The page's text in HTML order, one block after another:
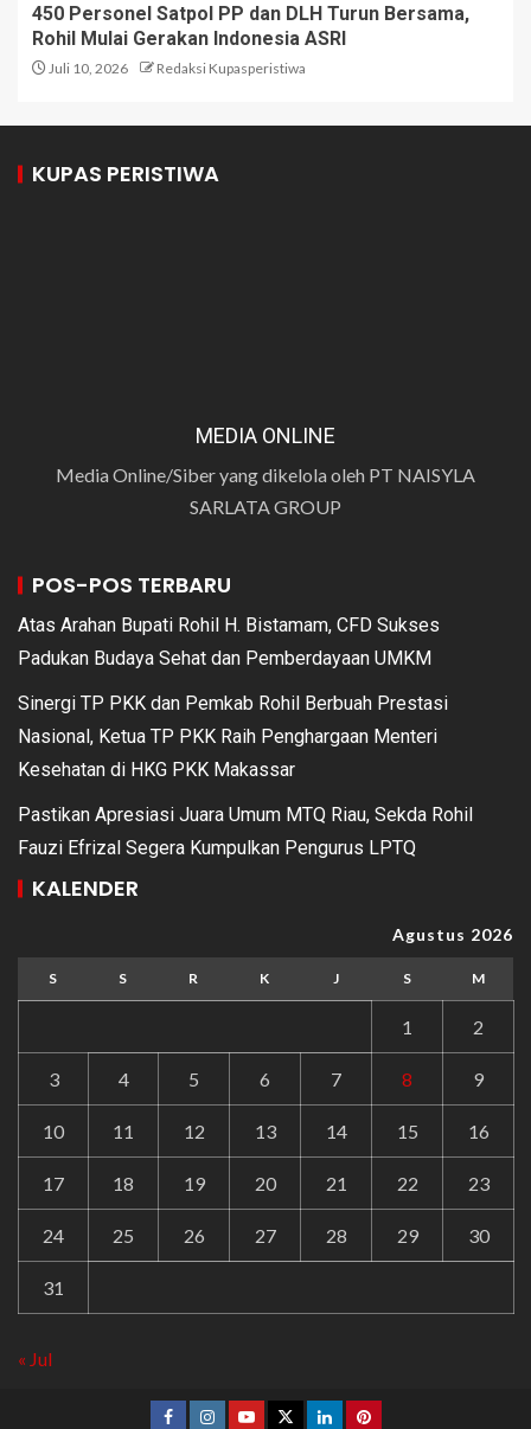
450 Personel Satpol PP dan DLH Turun Bersama,
Rohil Mulai Gerakan Indonesia ASRI
Juli 10, 2026 Redaksi Kupasperistiwa
KUPAS PERISTIWA
MEDIA ONLINE
Media Online/Siber yang dikelola oleh PT NAISYLA
SARLATA GROUP
POS-POS TERBARU
Atas Arahan Bupati Rohil H. Bistamam, CFD Sukses
Padukan Budaya Sehat dan Pemberdayaan UMKM
Sinergi TP PKK dan Pemkab Rohil Berbuah Prestasi
Nasional, Ketua TP PKK Raih Penghargaan Menteri
Kesehatan di HKG PKK Makassar
Pastikan Apresiasi Juara Umum MTQ Riau, Sekda Rohil
Fauzi Efrizal Segera Kumpulkan Pengurus LPTQ
KALENDER
Agustus 2026
S S R K J S M
1 2
3 4 5 6 7 8 9
10 11 12 13 14 15 16
17 18 19 20 21 22 23
24 25 26 27 28 29 30
31
« Jul